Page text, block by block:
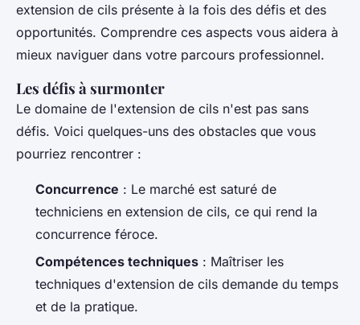
extension de cils présente à la fois des défis et des
opportunités. Comprendre ces aspects vous aidera à
mieux naviguer dans votre parcours professionnel.
Les défis à surmonter
Le domaine de l'extension de cils n'est pas sans
défis. Voici quelques-uns des obstacles que vous
pourriez rencontrer :
Concurrence : Le marché est saturé de
techniciens en extension de cils, ce qui rend la
concurrence féroce.
Compétences techniques : Maîtriser les
techniques d'extension de cils demande du temps
et de la pratique.